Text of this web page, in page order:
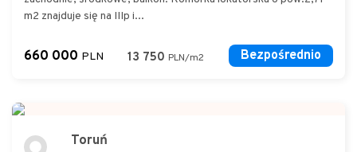
m2 znajduje się na IIIp i...
660 000 PLN 13 750 PLN/m2 Bezpośrednio
Toruń